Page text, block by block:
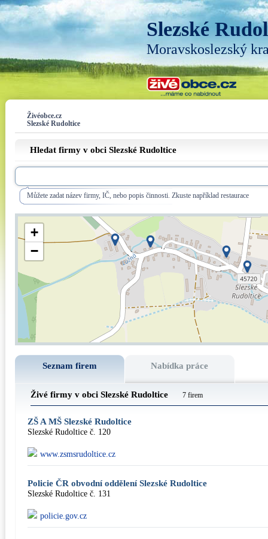
Slezské
Moravskoslezský
Živéobce.cz
Slezské Rudoltice
Hledat firmy v obci Slezské Rudoltice
Můžete zadat název firmy, IČ, nebo popis činnosti. Zkuste například restaurace
+
−
Seznam firem Nabídka práce
Živé firmy v obci Slezské Rudoltice 7 firem
ZŠ A MŠ Slezské Rudoltice
Slezské Rudoltice č. 120
www.zsmsrudoltice.cz
Policie ČR obvodní oddělení Slezské Rudoltice
Slezské Rudoltice č. 131
policie.gov.cz